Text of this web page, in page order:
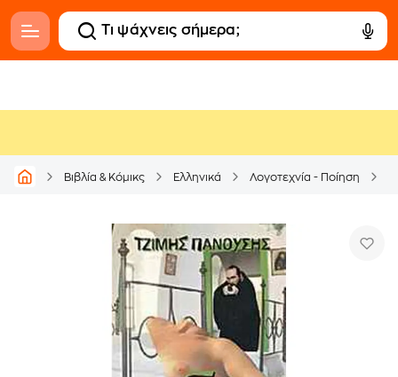
Βιβλία & Κόμικς Ελληνικά Λογοτεχνία - Ποίηση